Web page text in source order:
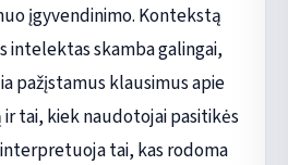
įgyvendinimo. Kontekstą
intelektas skamba galingai,
pažįstamus klausimus apie
tai, kiek naudotojai pasitikės
tai, kas rodoma